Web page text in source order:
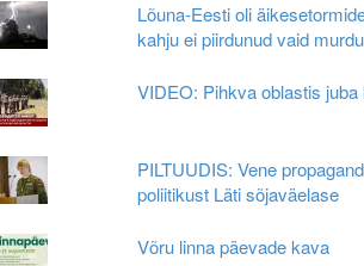
Lõuna-Eesti oli
kahju ei piirdunud vaid
VIDEO: Pihkva oblastis
PILTUUDIS: Vene
poliitikust Läti sõjaväelase
Võru linna päevade kava